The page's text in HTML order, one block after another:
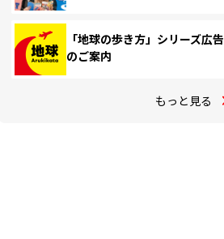
「地球の歩き方」シリーズ広告
のご案内
もっと見る